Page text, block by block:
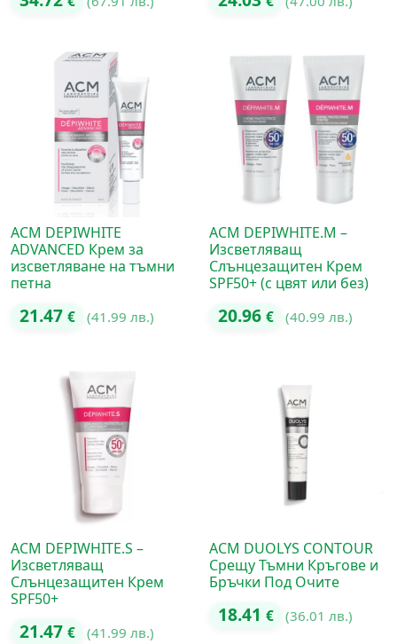
ACM DEPIWHITE
ADVANCED Крем за
изсветляване на тъмни
петна
21.47 € (41.99 лв.)
ACM DEPIWHITE.M –
Изсветляващ
Слънцезащитен Крем
SPF50+ (с цвят или без)
20.96 € (40.99 лв.)
ACM DEPIWHITE.S –
Изсветляващ
Слънцезащитен Крем
SPF50+
21.47 € (41.99 лв.)
ACM DUOLYS CONTOUR
Срещу Тъмни Кръгове и
Бръчки Под Очите
18.41 € (36.01 лв.)